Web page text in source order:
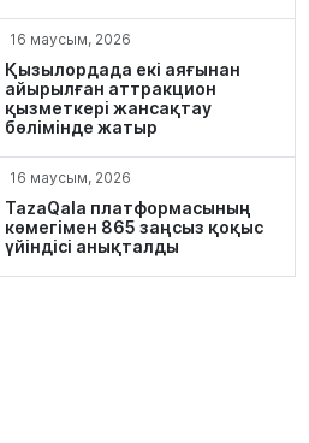
16 маусым, 2026
Қызылордада екі аяғынан
айырылған аттракцион
қызметкері жансақтау
бөлімінде жатыр
16 маусым, 2026
TazaQala платформасының
көмегімен 865 заңсыз қоқыс
үйіндісі анықталды